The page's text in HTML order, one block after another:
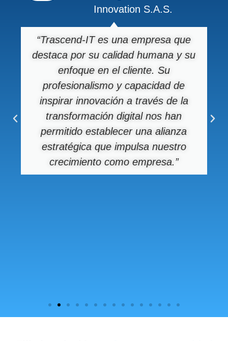
“Trascend-IT es una empresa que
destaca por su calidad humana y su
enfoque en el cliente. Su
profesionalismo y capacidad de
inspirar innovación a través de la
transformación digital nos han
permitido establecer una alianza
estratégica que impulsa nuestro
crecimiento como empresa.”
Innovation S.A.S.